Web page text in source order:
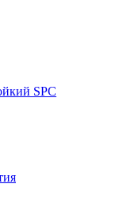
SPC